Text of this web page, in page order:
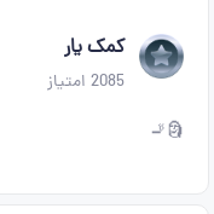
کمک یار
2085 امتیاز
🗿🚬